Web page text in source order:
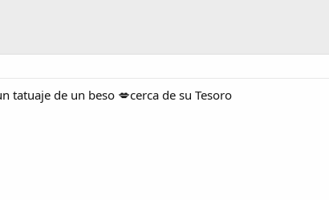
tatuaje de un beso 💋cerca de su Tesoro